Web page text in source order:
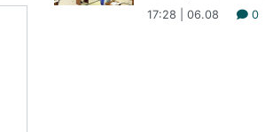
17:28 | 06.08 0